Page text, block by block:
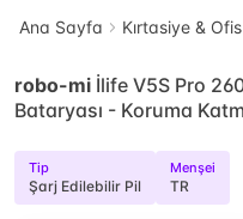
Ana Sayfa Kırtasiye &
robo-mi İlife V5S Pro
Bataryası - Koruma
Tip
Şarj Edilebilir Pil
Menşei
TR